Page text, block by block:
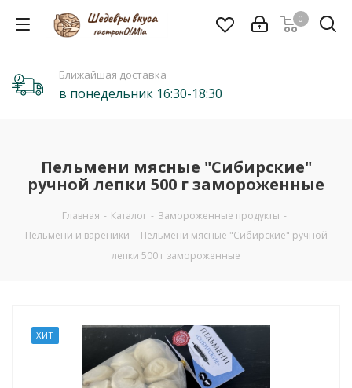
0
Ближайшая доставка
в понедельник 16:30-18:30
Пельмени мясные "Сибирские"
ручной лепки 500 г замороженные
Главная - Каталог - Замороженные продукты -
Пельмени и вареники - Пельмени мясные "Сибирские" ручной
лепки 500 г замороженные
ХИТ